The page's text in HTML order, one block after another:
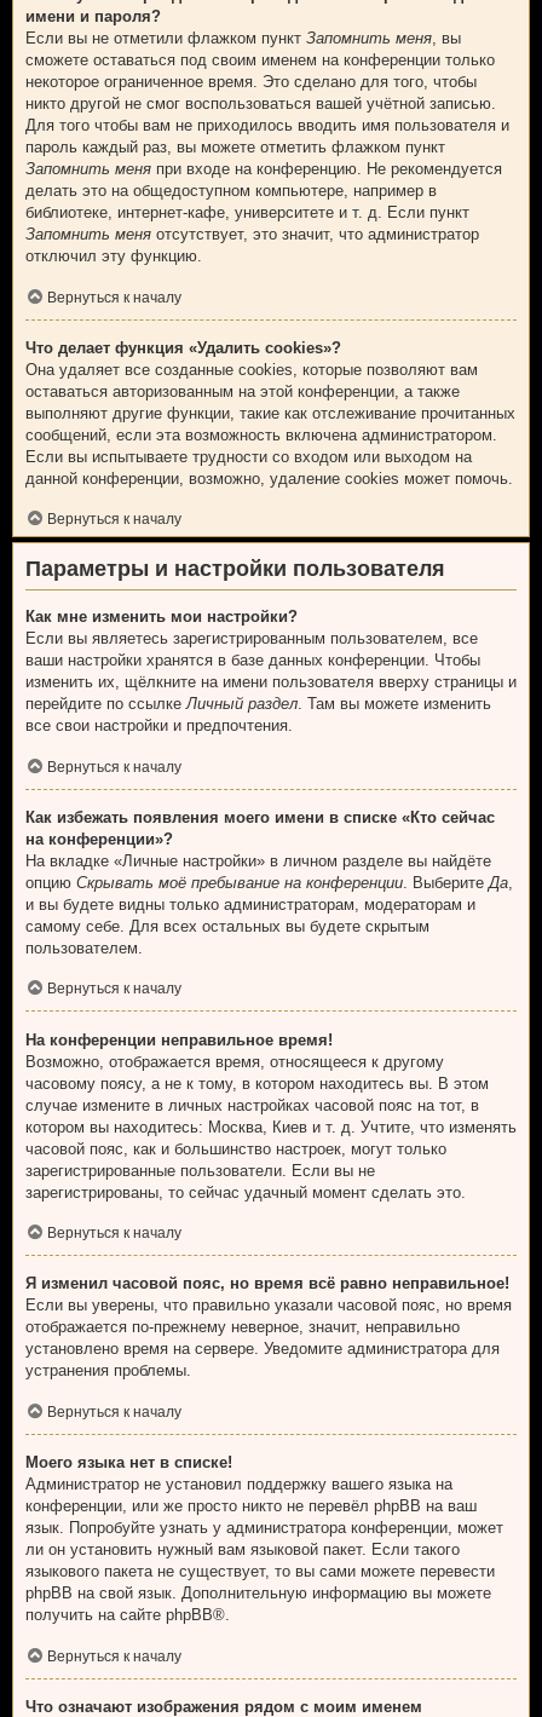
имени и пароля?
Если вы не отметили флажком пункт Запомнить меня , вы
сможете оставаться под своим именем на конференции только
некоторое ограниченное время. Это сделано для того, чтобы
никто другой не смог воспользоваться вашей учётной записью.
Для того чтобы вам не приходилось вводить имя пользователя и
пароль каждый раз, вы можете отметить флажком пункт
Запомнить меня при входе на конференцию. Не рекомендуется
делать это на общедоступном компьютере, например в
библиотеке, интернет-кафе, университете и т. д. Если пункт
Запомнить меня отсутствует, это значит, что администратор
отключил эту функцию.
Вернуться к началу
Что делает функция «Удалить cookies»?
Она удаляет все созданные cookies, которые позволяют вам
оставаться авторизованным на этой конференции, а также
выполняют другие функции, такие как отслеживание прочитанных
сообщений, если эта возможность включена администратором.
Если вы испытываете трудности со входом или выходом на
данной конференции, возможно, удаление cookies может помочь.
Вернуться к началу
Параметры и настройки пользователя
Как мне изменить мои настройки?
Если вы являетесь зарегистрированным пользователем, все
ваши настройки хранятся в базе данных конференции. Чтобы
изменить их, щёлкните на имени пользователя вверху страницы и
перейдите по ссылкеЛичный раздел. Там вы можете изменить
все свои настройки и предпочтения.
Вернуться к началу
Как избежать появления моего имени в списке «Кто сейчас
на конференции»?
На вкладке «Личные настройки» в личном разделе вы найдёте
опцию Скрывать моё пребывание на конференции . Выберите Да
и вы будете видны только администраторам, модераторам и
самому себе. Для всех остальных вы будете скрытым
пользователем.
Вернуться к началу
На конференции неправильное время!
Возможно, отображается время, относящееся к другому
часовому поясу, а не к тому, в котором находитесь вы. В этом
случае измените в личных настройках часовой пояс на тот, в
котором вы находитесь: Москва, Киев и т. д. Учтите, что изменять
часовой пояс, как и большинство настроек, могут только
зарегистрированные пользователи. Если вы не
зарегистрированы, то сейчас удачный момент сделать это.
Вернуться к началу
Я изменил часовой пояс, но время всё равно неправильное!
Если вы уверены, что правильно указали часовой пояс, но время
отображается по-прежнему неверное, значит, неправильно
установлено время на сервере. Уведомите администратора для
устранения проблемы.
Вернуться к началу
Моего языка нет в списке!
Администратор не установил поддержку вашего языка на
конференции, или же просто никто не перевёл phpBB на ваш
язык. Попробуйте узнать у администратора конференции, может
ли он установить нужный вам языковой пакет. Если такого
языкового пакета не существует, то вы сами можете перевести
phpBB на свой язык. Дополнительную информацию вы можете
получить на сайте phpBB®.
Вернуться к началу
Что означают изображения рядом с моим именем